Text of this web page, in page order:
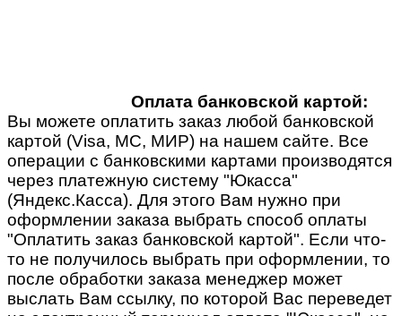
Оплата банковской картой:
Вы можете оплатить заказ любой банковской
картой (Visa, MC, МИР) на нашем сайте. Все
операции с банковскими картами производятся
через платежную систему "Юкасса"
(Яндекс.Касса). Для этого Вам нужно при
оформлении заказа выбрать способ оплаты
"Оплатить заказ банковской картой". Если что-
то не получилось выбрать при оформлении, то
после обработки заказа менеджер может
выслать Вам ссылку, по которой Вас переведет